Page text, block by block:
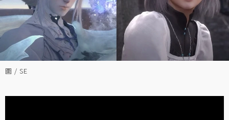
圖 / SE